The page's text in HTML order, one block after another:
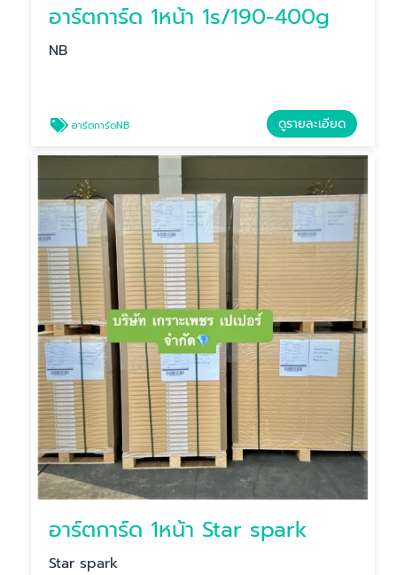
อาร์ตการ์ด 1หน้า 1s/190-400g
NB
อาร์ตการ์ดNB ดูรายละเอียด
อาร์ตการ์ด 1หน้า Star spark
Star spark